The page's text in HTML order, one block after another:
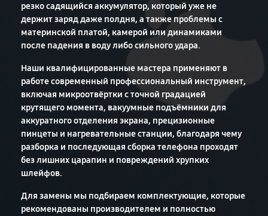
резко садящийся аккумулятор, который уже не
держит заряд даже полдня, а также проблемы с
материнской платой, камерой или динамиками
после падения в воду либо сильного удара.
Наши квалифицированные мастера применяют в
работе современный профессиональный инструмент,
включая микроотвёртки с точной градацией
крутящего момента, вакуумные подъёмники для
аккуратного отделения экрана, прецизионные
пинцеты и нагревательные станции, благодаря чему
разборка и последующая сборка телефона проходят
без лишних царапин и повреждений хрупких
шлейфов.
Для замены мы подбираем комплектующие, которые
рекомендованы производителем и полностью